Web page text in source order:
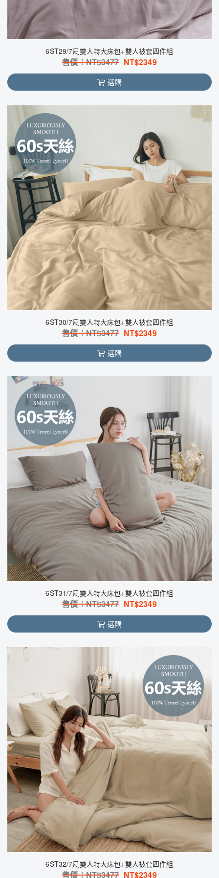
6ST29/7尺雙人特大床包+雙人被套四件組
售價：NT$3477 NT$2349
選購
6ST30/7尺雙人特大床包+雙人被套四件組
售價：NT$3477 NT$2349
選購
6ST31/7尺雙人特大床包+雙人被套四件組
售價：NT$3477 NT$2349
選購
6ST32/7尺雙人特大床包+雙人被套四件組
售價：NT$3477 NT$2349